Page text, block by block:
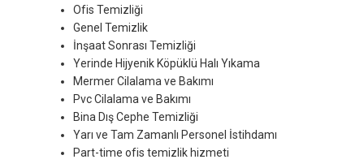
Ofis Temizliği
Genel Temizlik
İnşaat Sonrası Temizliği
Yerinde Hijyenik Köpüklü Halı Yıkama
Mermer Cilalama ve Bakımı
Pvc Cilalama ve Bakımı
Bina Dış Cephe Temizliği
Yarı ve Tam Zamanlı Personel İstihdamı
Part-time ofis temizlik hizmeti